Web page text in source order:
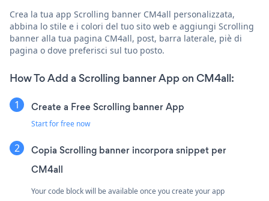
Crea la tua app Scrolling banner CM4all personalizzata,
abbina lo stile e i colori del tuo sito web e aggiungi Scrolling
banner alla tua pagina CM4all, post, barra laterale, piè di
pagina o dove preferisci sul tuo posto.
How To Add a Scrolling banner App on CM4all:
Create a Free Scrolling banner App
Start for free now
Copia Scrolling banner incorpora snippet per
CM4all
Your code block will be available once you create your app